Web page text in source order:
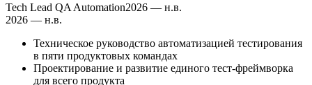
Tech Lead QA Automation2026 — н.в.
2026 — н.в.
Техническое руководство автоматизацией тестирования
в пяти продуктовых командах
Проектирование и развитие единого тест-фреймворка
для всего продукта